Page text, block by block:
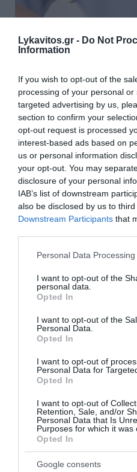
Lykavitos.gr - Do Not
Information
If you wish to opt-out of the
processing of your personal
targeted advertising by us,
section to confirm your
opt-out request is processed
interest-based ads based on
us or personal information
your opt-out. You may
disclosure of your personal
IAB’s list of downstream
also be disclosed by us to
Downstream Participants that
Please note that this website/
not limited to your visit or
grant or deny consent to
use your data for below
consent section.
Personal Data
I want to opt-out of the
personal data.
Opted In
I want to opt-out of the
Personal Data.
Opted In
I want to opt-out of
Personal Data for
Opted In
I want to opt-out of
Retention, Sale, and/or
Personal Data that Is
Purposes for which it was
Opted In
Google consents
Επίδομα 150 ευρώ ανά
επόμενη πληρωμή και
Η αντίστροφη μέτρηση έχει
συμπληρωματική καταβολή
ύψους 150 ευρώ ανά παιδί, η
ολοκληρωθεί από την ΑΑΔΕ
06 Αυγούστου 2026
Άνοιξε η πλατφόρμα